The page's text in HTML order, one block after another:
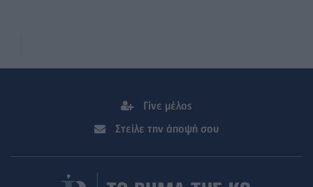
Γίνε μέλος
Στείλε την άποψή σου